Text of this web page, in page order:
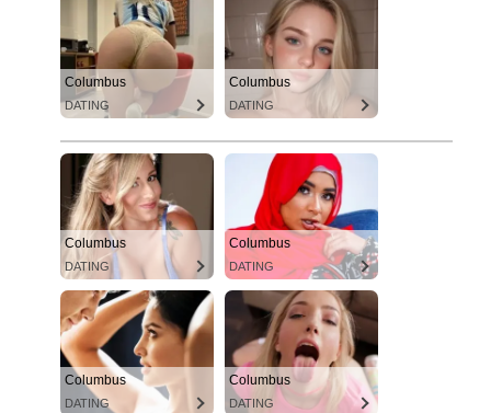
Columbus
DATING
Columbus
DATING
Columbus
DATING
Columbus
DATING
Columbus
DATING
Columbus
DATING